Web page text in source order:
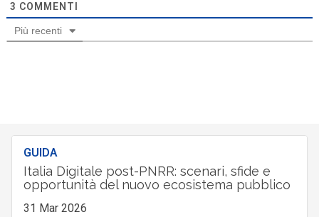
3 COMMENTI
Più recenti
GUIDA
Italia Digitale post-PNRR: scenari, sfide e
opportunità del nuovo ecosistema pubblico
31 Mar 2026